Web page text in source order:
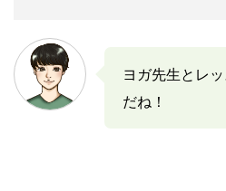
ヨガ先生とレ
だね！